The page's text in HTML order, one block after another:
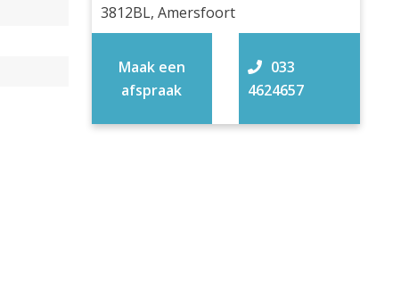
3812BL, Amersfoort
033
4624657
Maak een
afspraak